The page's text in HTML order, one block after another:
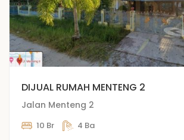
DIJUAL RUMAH MENTENG 2
Jalan Menteng 2
10 Br 4 Ba